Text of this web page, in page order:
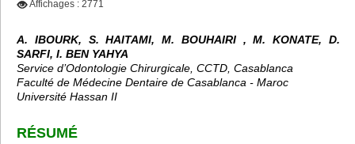
Affichages : 2771
A. IBOURK, S. HAITAMI, M. BOUHAIRI , M. KONATE, D.
SARFI, I. BEN YAHYA
Service d’Odontologie Chirurgicale, CCTD, Casablanca
Faculté de Médecine Dentaire de Casablanca - Maroc
Université Hassan II
RÉSUMÉ